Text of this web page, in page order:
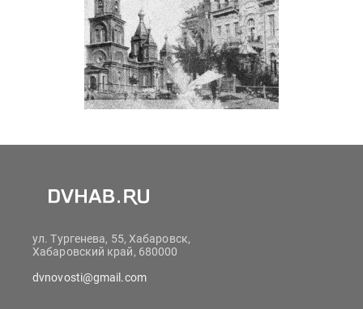
ул. Тургенева, 55, Хабаровск,
Хабаровский край, 680000
dvnovosti@gmail.com